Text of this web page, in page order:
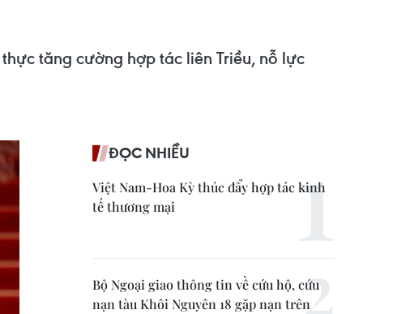
tăng cường hợp tác liên Triều, nỗ lực
ĐỌC NHIỀU
Việt Nam-Hoa Kỳ thúc đẩy hợp tác kinh
tế thương mại
Bộ Ngoại giao thông tin về cứu hộ, cứu
nạn tàu Khôi Nguyên 18 gặp nạn trên